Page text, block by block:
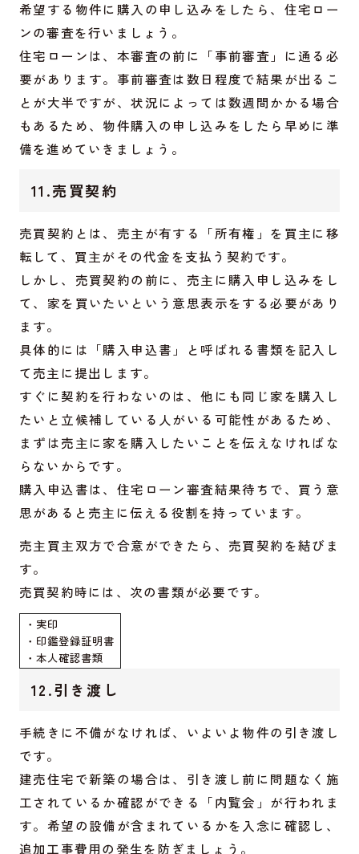
希望する物件に購入の申し込みをしたら、住宅ロー
ンの審査を行いましょう。
住宅ローンは、本審査の前に「事前審査」に通る必
要があります。事前審査は数日程度で結果が出るこ
とが大半ですが、状況によっては数週間かかる場合
もあるため、物件購入の申し込みをしたら早めに準
備を進めていきましょう。
11.売買契約
売買契約とは、売主が有する「所有権」を買主に移
転して、買主がその代金を支払う契約です。
しかし、売買契約の前に、売主に購入申し込みをし
て、家を買いたいという意思表示をする必要があり
ます。
具体的には「購入申込書」と呼ばれる書類を記入し
て売主に提出します。
すぐに契約を行わないのは、他にも同じ家を購入し
たいと立候補している人がいる可能性があるため、
まずは売主に家を購入したいことを伝えなければな
らないからです。
購入申込書は、住宅ローン審査結果待ちで、買う意
思があると売主に伝える役割を持っています。
売主買主双方で合意ができたら、売買契約を結びま
す。
売買契約時には、次の書類が必要です。
・実印
・印鑑登録証明書
・本人確認書類
12.引き渡し
手続きに不備がなければ、いよいよ物件の引き渡し
です。
建売住宅で新築の場合は、引き渡し前に問題なく施
工されているか確認ができる「内覧会」が行われま
す。希望の設備が含まれているかを入念に確認し、
追加工事費用の発生を防ぎましょう。